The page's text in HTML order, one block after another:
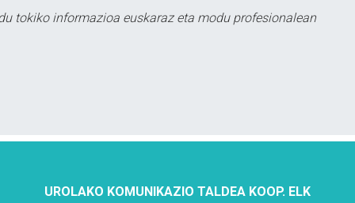
tokiko informazioa euskaraz eta modu profesionalean
UROLAKO KOMUNIKAZIO TALDEA KOOP. ELK